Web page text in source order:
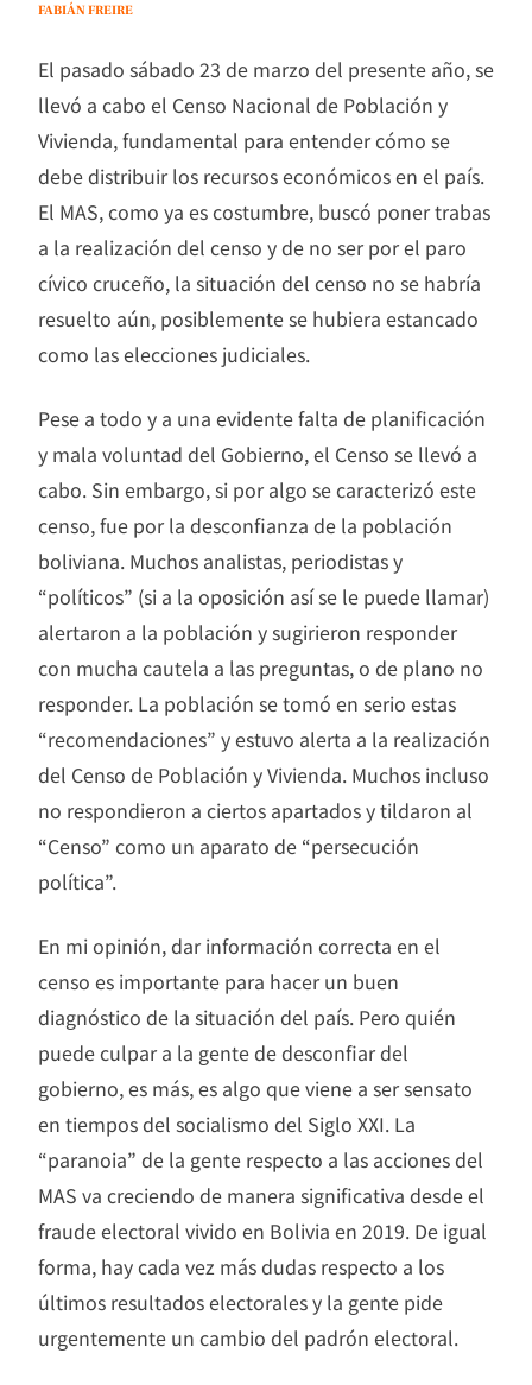
FABIÁN FREIRE
El pasado sábado 23 de marzo del presente año, se
llevó a cabo el Censo Nacional de Población y
Vivienda, fundamental para entender cómo se
debe distribuir los recursos económicos en el país.
El MAS, como ya es costumbre, buscó poner trabas
a la realización del censo y de no ser por el paro
cívico cruceño, la situación del censo no se habría
resuelto aún, posiblemente se hubiera estancado
como las elecciones judiciales.
Pese a todo y a una evidente falta de planificación
y mala voluntad del Gobierno, el Censo se llevó a
cabo. Sin embargo, si por algo se caracterizó este
censo, fue por la desconfianza de la población
boliviana. Muchos analistas, periodistas y
“políticos” (si a la oposición así se le puede llamar)
alertaron a la población y sugirieron responder
con mucha cautela a las preguntas, o de plano no
responder. La población se tomó en serio estas
“recomendaciones” y estuvo alerta a la realización
del Censo de Población y Vivienda. Muchos incluso
no respondieron a ciertos apartados y tildaron al
“Censo” como un aparato de “persecución
política”.
En mi opinión, dar información correcta en el
censo es importante para hacer un buen
diagnóstico de la situación del país. Pero quién
puede culpar a la gente de desconfiar del
gobierno, es más, es algo que viene a ser sensato
en tiempos del socialismo del Siglo XXI. La
“paranoia” de la gente respecto a las acciones del
MAS va creciendo de manera significativa desde el
fraude electoral vivido en Bolivia en 2019. De igual
forma, hay cada vez más dudas respecto a los
últimos resultados electorales y la gente pide
urgentemente un cambio del padrón electoral.